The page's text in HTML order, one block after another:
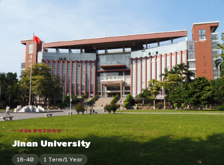
GUANGZHOU
Jinan University
18-40 1 Term/1 Year